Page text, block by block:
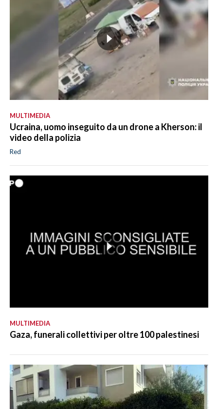
MULTIMEDIA
Ucraina, uomo inseguito da un drone a Kherson: il
video della polizia
Red
MULTIMEDIA
Gaza, funerali collettivi per oltre 100 palestinesi